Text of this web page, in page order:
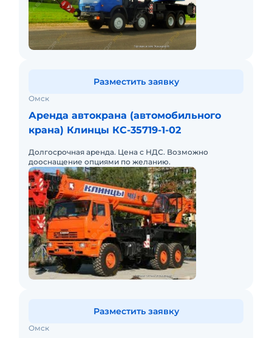
Омск
Аренда автокрана (автомобильного
крана) Клинцы КС-35719-1-02
Долгосрочная аренда. Цена с НДС. Возможно
дооснащение опциями по желанию.
Разместить заявку
Омск
Разместить заявку